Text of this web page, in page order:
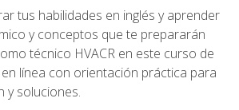
tus habilidades en inglés y aprender
y conceptos que te prepararán
técnico HVACR en este curso de
línea con orientación práctica para
y soluciones.